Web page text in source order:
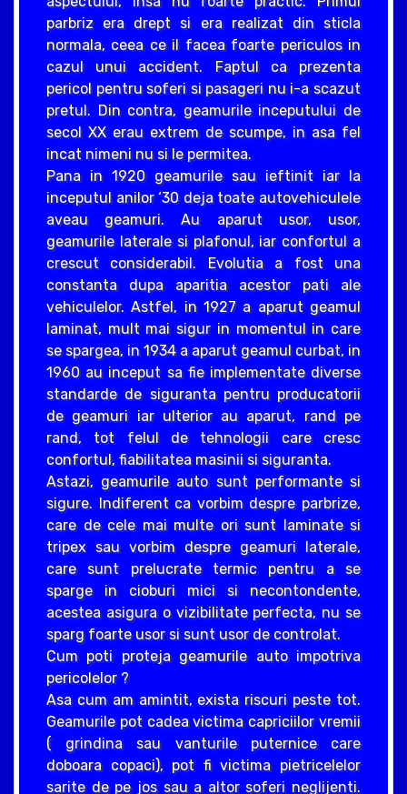
parbriz era drept si era realizat din sticla
normala, ceea ce il facea foarte periculos in
cazul unui accident. Faptul ca prezenta
pericol pentru soferi si pasageri nu i-a scazut
pretul. Din contra, geamurile inceputului de
secol XX erau extrem de scumpe, in asa fel
incat nimeni nu si le permitea.
Pana in 1920 geamurile sau ieftinit iar la
inceputul anilor ‘30 deja toate autovehiculele
aveau geamuri. Au aparut usor, usor,
geamurile laterale si plafonul, iar confortul a
crescut considerabil. Evolutia a fost una
constanta dupa aparitia acestor pati ale
vehiculelor. Astfel, in 1927 a aparut geamul
laminat, mult mai sigur in momentul in care
se spargea, in 1934 a aparut geamul curbat, in
1960 au inceput sa fie implementate diverse
standarde de siguranta pentru producatorii
de geamuri iar ulterior au aparut, rand pe
rand, tot felul de tehnologii care cresc
confortul, fiabilitatea masinii si siguranta.
Astazi, geamurile auto sunt performante si
sigure. Indiferent ca vorbim despre parbrize,
care de cele mai multe ori sunt laminate si
tripex sau vorbim despre geamuri laterale,
care sunt prelucrate termic pentru a se
sparge in cioburi mici si necontondente,
acestea asigura o vizibilitate perfecta, nu se
sparg foarte usor si sunt usor de controlat.
Cum poti proteja geamurile auto impotriva
pericolelor ?
Asa cum am amintit, exista riscuri peste tot.
Geamurile pot cadea victima capriciilor vremii
( grindina sau vanturile puternice care
doboara copaci), pot fi victima pietricelelor
sarite de pe jos sau a altor soferi neglijenti.